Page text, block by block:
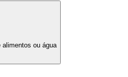
ou água